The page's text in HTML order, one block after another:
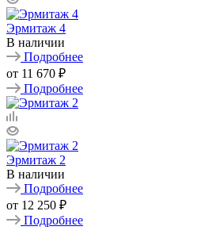
Эрмитаж 4
В наличии
Подробнее
от 11 670 ₽
Подробнее
Эрмитаж 2
В наличии
Подробнее
от 12 250 ₽
Подробнее